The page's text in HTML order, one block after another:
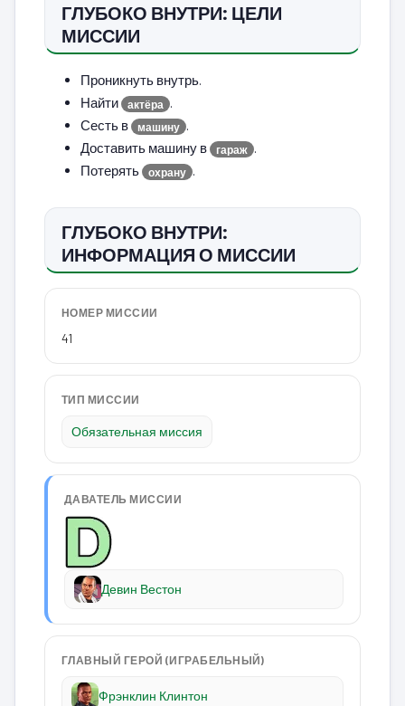
ГЛУБОКО ВНУТРИ: ЦЕЛИ
МИССИИ
Проникнуть внутрь.
Найти
актёра
.
Сесть в
машину .
Доставить машину в
гараж .
Потерять
охрану .
ГЛУБОКО ВНУТРИ:
ИНФОРМАЦИЯ О МИССИИ
НОМЕР МИССИИ
41
ТИП МИССИИ
Обязательная миссия
ДАВАТЕЛЬ МИССИИ
Девин Вестон
ГЛАВНЫЙ ГЕРОЙ (ИГРАБЕЛЬНЫЙ)
Фрэнклин Клинтон